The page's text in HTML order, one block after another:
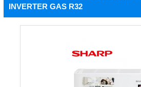
INVERTER GAS R32